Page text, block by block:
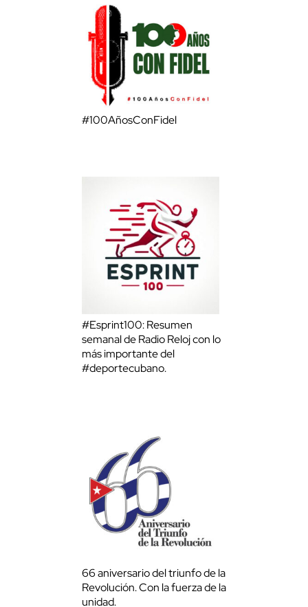
#100AñosConFidel
#Esprint100: Resumen
semanal de Radio Reloj con lo
más importante del
#deportecubano.
66 aniversario del triunfo de la
Revolución. Con la fuerza de la
unidad.